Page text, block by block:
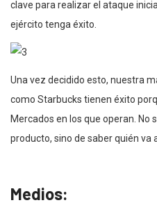
clave para realizar el ataque
ejército tenga éxito.
Una vez decidido esto, nuestra
como Starbucks tienen éxito
Mercados en los que operan. No
producto, sino de saber quién va
Medios: